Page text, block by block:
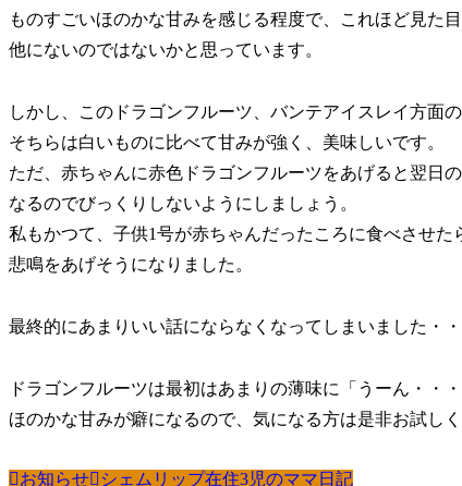
ものすごいほのかな甘みを感じる程度で、これほど見た
他にないのではないかと思っています。
しかし、このドラゴンフルーツ、バンテアイスレイ方面
そちらは白いものに比べて甘みが強く、美味しいです。
ただ、赤ちゃんに赤色ドラゴンフルーツをあげると翌日
なるのでびっくりしないようにしましょう。
私もかつて、子供1号が赤ちゃんだったころに食べさせた
悲鳴をあげそうになりました。
最終的にあまりいい話にならなくなってしまいました・・
ドラゴンフルーツは最初はあまりの薄味に「うーん・・
ほのかな甘みが癖になるので、気になる方は是非お試し
お知らせ シェムリップ在住3児のママ日記